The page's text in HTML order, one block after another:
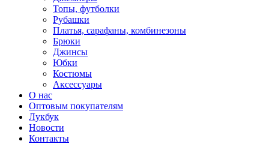
Топы, футболки
Рубашки
Платья, сарафаны, комбинезоны
Брюки
Джинсы
Юбки
Костюмы
Аксессуары
О нас
Оптовым покупателям
Лукбук
Новости
Контакты